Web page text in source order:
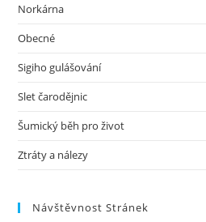
Norkárna
Obecné
Sigiho gulášování
Slet čarodějnic
Šumický běh pro život
Ztráty a nálezy
Návštěvnost Stránek